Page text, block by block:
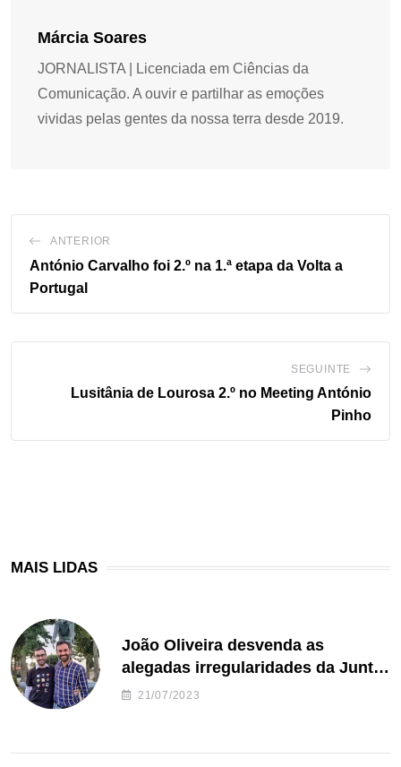
Márcia Soares
JORNALISTA | Licenciada em Ciências da
Comunicação. A ouvir e partilhar as emoções
vividas pelas gentes da nossa terra desde 2019.
ANTERIOR
António Carvalho foi 2.º na 1.ª etapa da Volta a
Portugal
SEGUINTE
Lusitânia de Lourosa 2.º no Meeting António
Pinho
MAIS LIDAS
João Oliveira desvenda as
alegadas irregularidades da Junta
de Freguesia S. João de Ver
21/07/2023